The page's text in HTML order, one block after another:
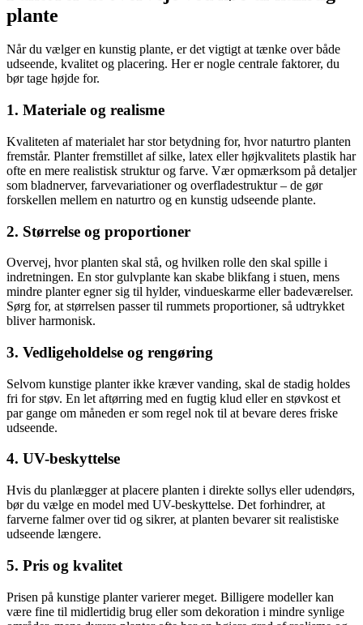
plante
Når du vælger en kunstig plante, er det vigtigt at tænke over både
udseende, kvalitet og placering. Her er nogle centrale faktorer, du
bør tage højde for.
1. Materiale og realisme
Kvaliteten af materialet har stor betydning for, hvor naturtro planten
fremstår. Planter fremstillet af silke, latex eller højkvalitets plastik har
ofte en mere realistisk struktur og farve. Vær opmærksom på detaljer
som bladnerver, farvevariationer og overfladestruktur – de gør
forskellen mellem en naturtro og en kunstig udseende plante.
2. Størrelse og proportioner
Overvej, hvor planten skal stå, og hvilken rolle den skal spille i
indretningen. En stor gulvplante kan skabe blikfang i stuen, mens
mindre planter egner sig til hylder, vindueskarme eller badeværelser.
Sørg for, at størrelsen passer til rummets proportioner, så udtrykket
bliver harmonisk.
3. Vedligeholdelse og rengøring
Selvom kunstige planter ikke kræver vanding, skal de stadig holdes
fri for støv. En let aftørring med en fugtig klud eller en støvkost et
par gange om måneden er som regel nok til at bevare deres friske
udseende.
4. UV-beskyttelse
Hvis du planlægger at placere planten i direkte sollys eller udendørs,
bør du vælge en model med UV-beskyttelse. Det forhindrer, at
farverne falmer over tid og sikrer, at planten bevarer sit realistiske
udseende længere.
5. Pris og kvalitet
Prisen på kunstige planter varierer meget. Billigere modeller kan
være fine til midlertidig brug eller som dekoration i mindre synlige